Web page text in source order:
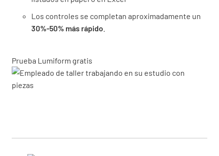
Los controles se completan aproximadamente un
30%-50% más rápido
Prueba Lumiform gratis